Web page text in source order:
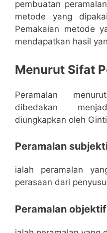
pembuatan
metode yang
Pemakaian metode
mendapatkan hasil
Menurut Sifat
Peramalan
dibedakan
diungkapkan oleh
Peramalan
ialah peramalan
perasaan dari
Peramalan objektif